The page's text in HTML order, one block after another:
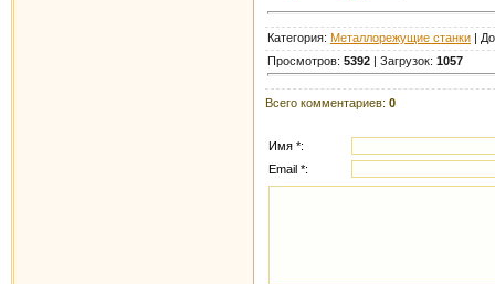
Категория: Металлорежущие станки |
Просмотров: 5392 | Загрузок: 1057
Всего комментариев: 0
Имя *:
Email *: